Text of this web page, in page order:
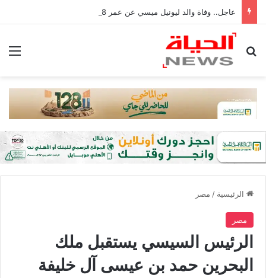
عاجل.. وفاة والد ليونيل ميسي عن عمر 68 عامًا في الأرجنتين
بحث عن
الرئيسية / مصر
مصر
الرئيس السيسي يستقبل ملك
البحرين حمد بن عيسى آل خليفة